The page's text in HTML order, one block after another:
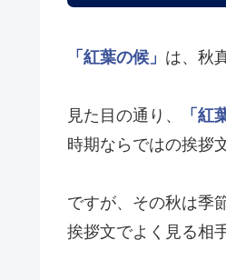
「紅葉の候」 は、秋
見た目の通り、 「紅
時期ならではの挨拶
ですが、その秋は季
挨拶文でよく見る相